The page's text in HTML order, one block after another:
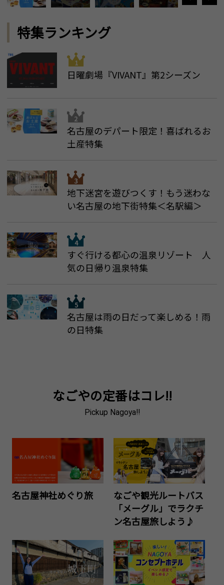
特集ランキング
日曜劇場『VIVANT』第2シーズン
名古屋のデパート限定！喜ばれるお
土産特集
地下迷宮を遊びつくす！もう迷わな
い名古屋の地下街特集＜名駅編＞
すぐ行ける都心の温泉リゾート 人
気の日帰り温泉特集
名古屋は雨の日だって楽しめる！雨
の日特集
なごやの定番はコレ!!
Pickup Nagoya!!
名古屋神社めぐり旅
なごや観光ルートバス
「メーグル」でラクチ
ン名古屋旅しよう♪